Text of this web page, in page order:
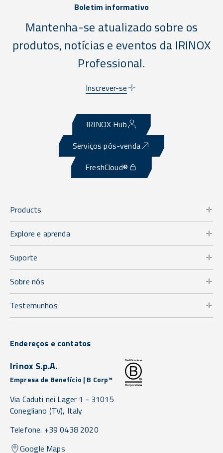
Boletim informativo
Mantenha-se atualizado sobre os
produtos, notícias e eventos da IRINOX
Professional.
Inscrever-se
IRINOX Hub
Serviços pós-venda
FreshCloud®
Products
Explore e aprenda
Suporte
Sobre nós
Testemunhos
Endereços e contatos
Irinox S.p.A.
Empresa de Benefício | B Corp™
Via Caduti nei Lager 1 - 31015
Conegliano (TV), Italy
Telefone. +39 0438 2020
Google Maps